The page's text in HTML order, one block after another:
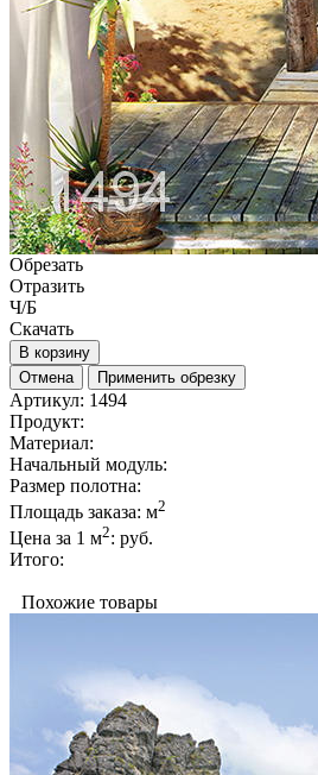
Обрезать
Отразить
Ч/Б
Скачать
В корзину
Отмена
Применить обрезку
Артикул: 1494
Продукт:
Материал:
Начальный модуль:
Размер полотна:
Площадь заказа: м2
Цена за 1 м2: руб.
Итого:
Похожие товары